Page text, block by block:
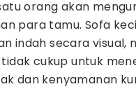
orang akan
para tamu. Sofa
indah secara visual,
cukup untuk
dan kenyamanan